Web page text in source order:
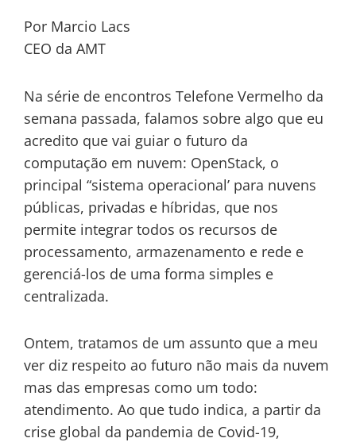
Por Marcio Lacs
CEO da AMT
Na série de encontros Telefone Vermelho da
semana passada, falamos sobre algo que eu
acredito que vai guiar o futuro da
computação em nuvem: OpenStack, o
principal “sistema operacional’ para nuvens
públicas, privadas e híbridas, que nos
permite integrar todos os recursos de
processamento, armazenamento e rede e
gerenciá-los de uma forma simples e
centralizada.
Ontem, tratamos de um assunto que a meu
ver diz respeito ao futuro não mais da nuvem
mas das empresas como um todo:
atendimento. Ao que tudo indica, a partir da
crise global da pandemia de Covid-19,